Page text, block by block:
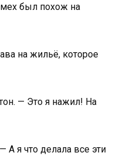
был похож на
на жильё, которое
— Это я нажил! На
А я что делала все эти